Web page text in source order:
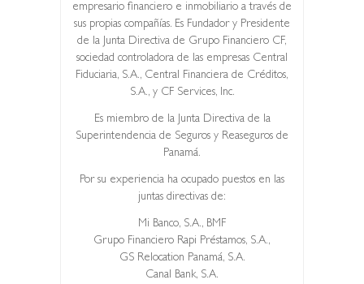
empresario financiero e inmobiliario a través de
sus propias compañías. Es Fundador y Presidente
de la Junta Directiva de Grupo Financiero CF,
sociedad controladora de las empresas Central
Fiduciaria, S.A., Central Financiera de Créditos,
S.A., y CF Services, Inc.
Es miembro de la Junta Directiva de la
Superintendencia de Seguros y Reaseguros de
Panamá.
Por su experiencia ha ocupado puestos en las
juntas directivas de:
Mi Banco, S.A., BMF
Grupo Financiero Rapi Préstamos, S.A.,
GS Relocation Panamá, S.A.
Canal Bank, S.A.